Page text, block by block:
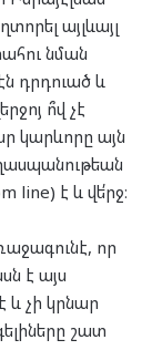
այլևայլ
նման
դրդուած և
ո՞վ չէ
կարևորը այն
է և վե՛րջ։
որ
է այս
և չի կրնար
շատ